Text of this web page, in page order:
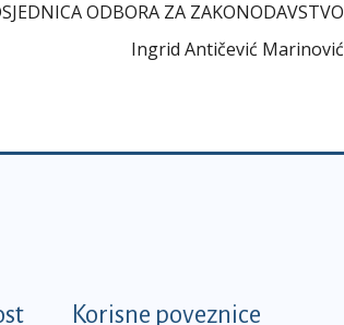
ODBORA ZA ZAKONODAVSTVO
Ingrid Antičević Marinović
Korisne poveznice